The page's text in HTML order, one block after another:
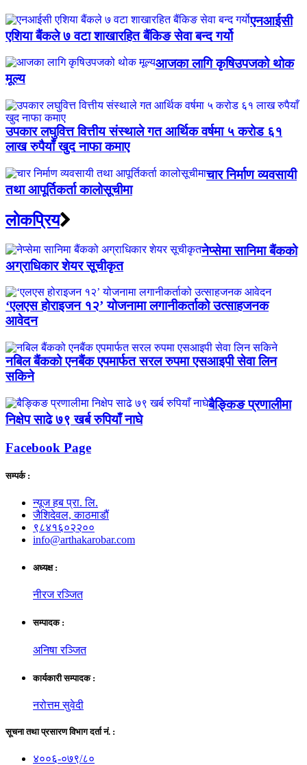
एनआईसी
एशिया बैंकले ७ वटा शाखारहित बैंकिङ सेवा बन्द गर्यो
आजका लागि कृषिउपजको थोक
मूल्य
उपकार लघुवित्त वित्तीय संस्थाले गत आर्थिक वर्षमा ५ करोड ६१
लाख रुपैयाँ खुद नाफा कमाए
चार निर्माण व्यवसायी
तथा आपूर्तिकर्ता कालोसूचीमा
लाेकप्रिय
नेप्सेमा सानिमा बैंकको
अग्राधिकार शेयर सूचीकृत
‘एलएस होराइजन १२’ योजनामा लगानीकर्ताको उत्साहजनक
आवेदन
नबिल बैंकको एनबैंक एपमार्फत सरल रुपमा एसआइपी सेवा लिन
सकिने
बैङ्किङ प्रणालीमा
निक्षेप साढे ७९ खर्ब रुपियाँ नाघे
Facebook Page
सम्पर्क :
न्यूज हब प्रा. लि.
जैशिदेवल, काठमाडौं
९८४१६०२२००
info@arthakarobar.com
अध्यक्ष :
नीरज रञ्जित
सम्पादक :
अनिषा रञ्जित
कार्यकारी सम्पादक :
नरोत्तम सुवेदी
सूचना तथा प्रसारण विभाग दर्ता नं. :
४००६-०७९/८०